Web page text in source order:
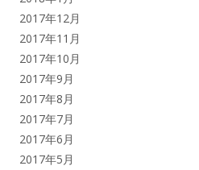
2017年12月
2017年11月
2017年10月
2017年9月
2017年8月
2017年7月
2017年6月
2017年5月